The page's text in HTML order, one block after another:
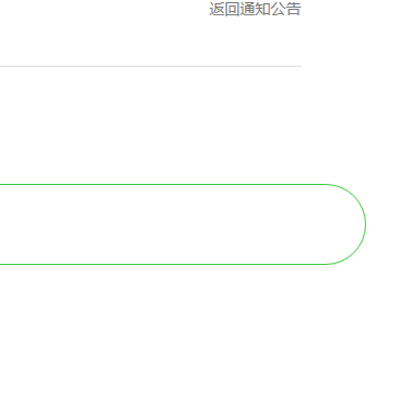
、26日举行，为确保